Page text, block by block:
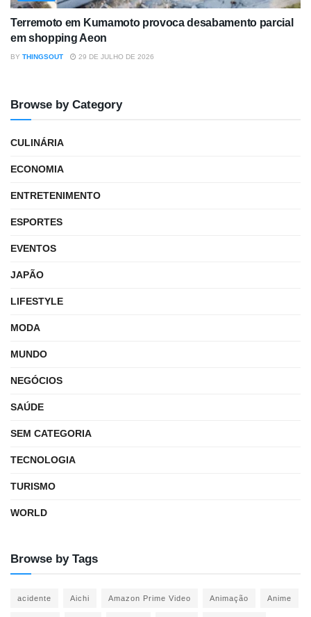
Terremoto em Kumamoto provoca desabamento parcial
em shopping Aeon
BY THINGSOUT 29 DE JULHO DE 2026
Browse by Category
CULINÁRIA
ECONOMIA
ENTRETENIMENTO
ESPORTES
EVENTOS
JAPÃO
LIFESTYLE
MODA
MUNDO
NEGÓCIOS
SAÚDE
SEM CATEGORIA
TECNOLOGIA
TURISMO
WORLD
Browse by Tags
acidente Aichi Amazon Prime Video Animação Anime